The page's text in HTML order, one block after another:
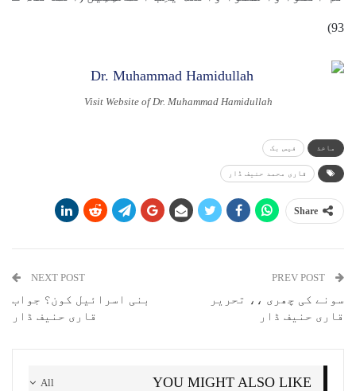
93)
Visit Website of Dr. Muhammad Hamidullah
ماخذ فیس بک
قاری محمد حنیف ڈار
Share
سونے کی چھری ،، تحریر
قاری حنیف ڈار
NEXT POST
بنی اسرائیل کون؟ جواب
قاری حنیف ڈار
All YOU MIGHT ALSO LIKE